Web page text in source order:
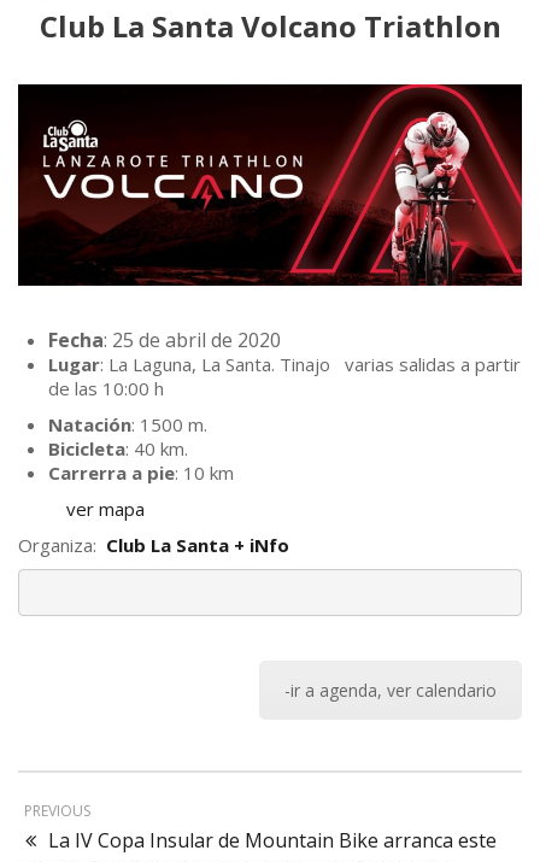
Club La Santa Volcano Triathlon
Fecha: 25 de abril de 2020
Lugar: La Laguna, La Santa. Tinajo varias salidas a partir
de las 10:00 h
Natación: 1500 m.
Bicicleta: 40 km.
Carrerra a pie: 10 km
ver mapa
Organiza: Club La Santa + iNfo
-ir a agenda, ver calendario
PREVIOUS
La IV Copa Insular de Mountain Bike arranca este